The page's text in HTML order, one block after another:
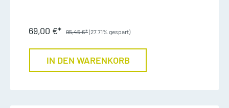
69,00 €* 95,45 €*(27.71% gespart)
IN DEN WARENKORB